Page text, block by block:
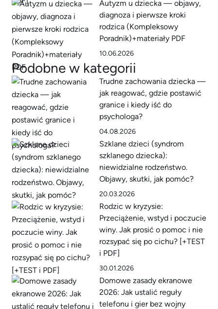
Autyzm u dziecka — objawy,
diagnoza i pierwsze kroki
rodzica (Kompleksowy
Poradnik)+materiały PDF
10.06.2026
Podobne w kategorii
Trudne zachowania dziecka —
jak reagować, gdzie postawić
granice i kiedy iść do
psychologa?
04.08.2026
Szklane dzieci (syndrom
szklanego dziecka):
niewidzialne rodzeństwo.
Objawy, skutki, jak pomóc?
20.03.2026
Rodzic w kryzysie:
Przeciążenie, wstyd i poczucie
winy. Jak prosić o pomoc i nie
rozsypać się po cichu? [+TEST
i PDF]
30.01.2026
Domowe zasady ekranowe
2026: Jak ustalić reguły
telefonu i gier bez wojny